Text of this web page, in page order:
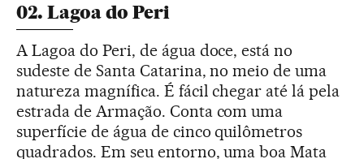
02. Lagoa do Peri
A Lagoa do Peri, de água doce, está no
sudeste de Santa Catarina, no meio de uma
natureza magnífica. É fácil chegar até lá pela
estrada de Armação. Conta com uma
superfície de água de cinco quilômetros
quadrados. Em seu entorno, uma boa Mata